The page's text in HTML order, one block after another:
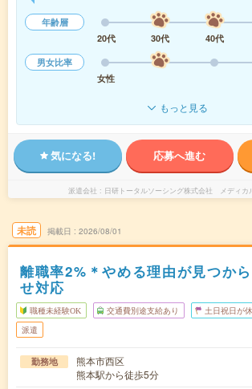
年齢層
20代
30代 40代
男女比率
女性
もっと見る
気になる! 応募へ進む
派遣会社 日研トータルソーシング株式会社 メディカ
未読 掲載日 2026/08/01
離職率2%＊やめる理由が見つか
せ対応
職種未経験OK 交通費別途支給あり 土日祝日が
派遣
勤務地
熊本市西区
熊本駅から徒歩5分